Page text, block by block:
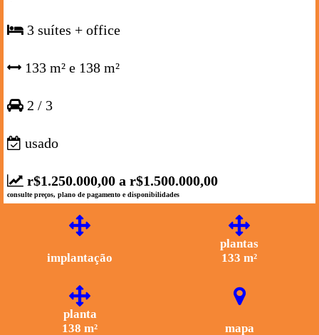
3 suítes + office
133 m² e 138 m²
2 / 3
usado
r$1.250.000,00 a r$1.500.000,00
consulte preços, plano de pagamento e disponibilidades
implantação
plantas
133 m²
planta
138 m²
mapa